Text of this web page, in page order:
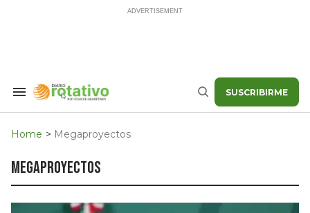
Search
Navigation
Buscar SUSCRIBIRME
Home > Megaproyectos
megaproyectos